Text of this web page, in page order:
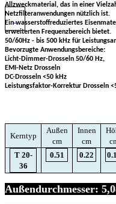
Allzweckmaterial, das in einer
Netzfilteranwendungen nützlich ist.
Ein wasserstoffreduziertes
erweiterten Frequenzbereich bietet.
50/60Hz - bis 500 kHz für
Bevorzugte Anwendungsbereiche:
Licht-Dimmer-Drosseln 50/60 Hz,
EMI-Netz Drosseln
DC-Drosseln <50 kHz
Leistungsfaktor-Korrektur Drosseln
Kerntyp
Außen
cm
Innen
cm
T 20-
36
0.51 0.22
Außendurchmesser: